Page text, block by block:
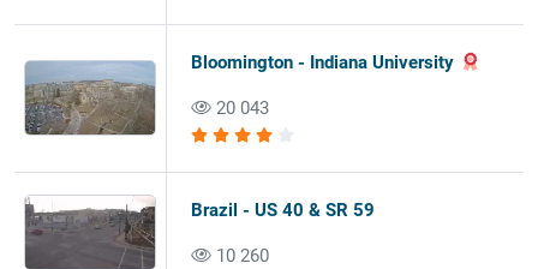
Bloomington - Indiana University
20 043
Brazil - US 40 & SR 59
10 260